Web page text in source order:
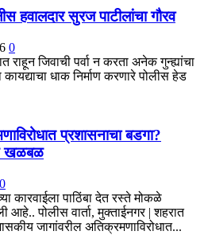
हवालदार सुरज पाटीलांचा गौरव
0
राहून जिवाची पर्वा न करता अनेक गुन्ह्यांचा
धाक निर्माण करणारे पोलीस हेड
प्रशासनाचा बडगा?
खळबळ
0
कारवाईला पाठिंबा देत रस्ते मोकळे
आहे.. पोलीस वार्ता, मुक्ताईनगर | शहरात
जागांवरील अतिक्रमणाविरोधात...